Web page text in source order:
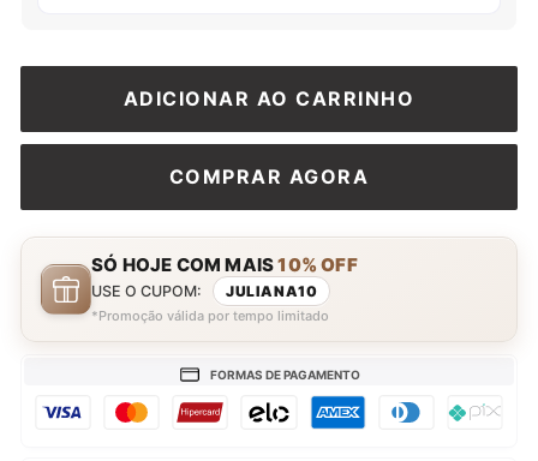
ADICIONAR AO CARRINHO
COMPRAR AGORA
SÓ HOJE COM MAIS10% OFF
USE O CUPOM: JULIANA10
*Promoção válida por tempo limitado
FORMAS DE PAGAMENTO